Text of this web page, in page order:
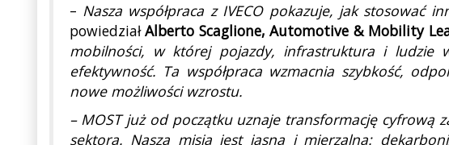
– Nasza współpraca z IVECO pokazuje, jak stosować
powiedziałAlberto Scaglione, Automotive & Mobility
mobilności, w której pojazdy, infrastruktura i ludzie
efektywność. Ta współpraca wzmacnia szybkość,
nowe możliwości wzrostu.
– MOST już od początku uznaje transformację cyfrową
sektora. Nasza misja jest jasna i mierzalna: